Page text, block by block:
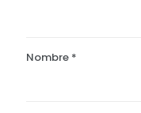
Nombre *